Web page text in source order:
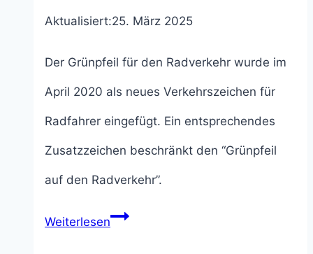
Aktualisiert:25. März 2025
Der Grünpfeil für den Radverkehr wurde im
April 2020 als neues Verkehrszeichen für
Radfahrer eingefügt. Ein entsprechendes
Zusatzzeichen beschränkt den “Grünpfeil
auf den Radverkehr”.
WeiterlesenGrünpfeil